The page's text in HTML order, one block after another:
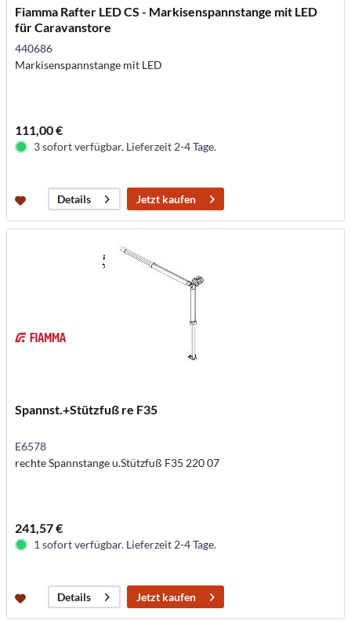
Fiamma Rafter LED CS - Markisenspannstange mit LED
für Caravanstore
440686
Markisenspannstange mit LED
111,00 €
3 sofort verfügbar. Lieferzeit 2-4 Tage.
Details Jetzt kaufen
Spannst.+Stützfuß re F35
E6578
rechte Spannstange u.Stützfuß F35 220 07
241,57 €
1 sofort verfügbar. Lieferzeit 2-4 Tage.
Details Jetzt kaufen